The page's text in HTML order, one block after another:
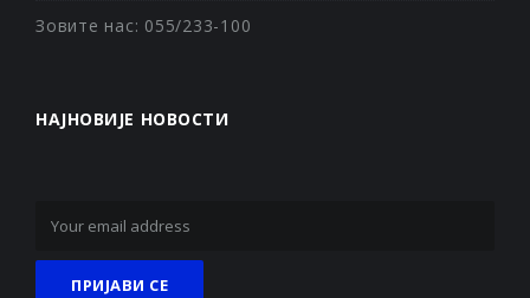
Зовите нас: 055/233-100
НАЈНОВИЈЕ НОВОСТИ